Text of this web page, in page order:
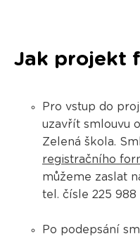
Jak projekt
Pro vstup do
uzavřít smlouvu
Zelená škola.
registračního
můžeme zaslat
tel. čísle 225 988
​​​​​​Po podepsání